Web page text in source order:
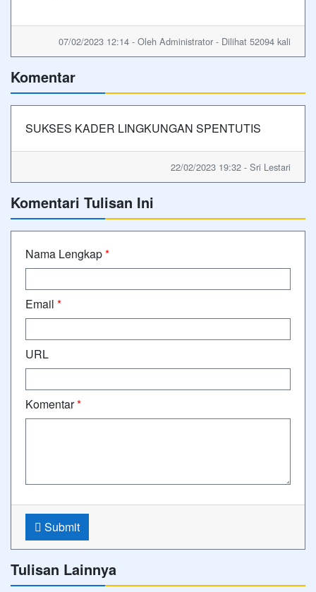
07/02/2023 12:14 - Oleh Administrator - Dilihat 52094 kali
Komentar
SUKSES KADER LINGKUNGAN SPENTUTIS
22/02/2023 19:32 - Sri Lestari
Komentari Tulisan Ini
Nama Lengkap*
Email *
URL
Komentar*
Submit
Tulisan Lainnya